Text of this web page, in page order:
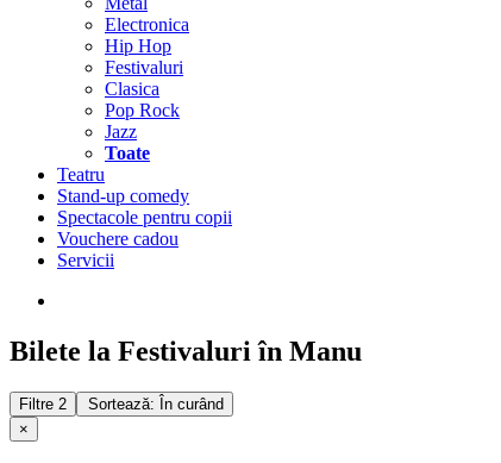
Electronica
Hip Hop
Festivaluri
Clasica
Pop Rock
Jazz
Toate
Teatru
Stand-up comedy
Spectacole pentru copii
Vouchere cadou
Servicii
Bilete la Festivaluri în Manu
Filtre 2
Sortează: În curând
×